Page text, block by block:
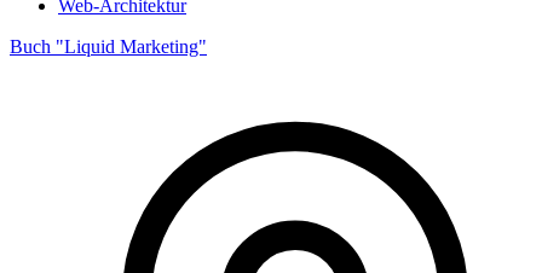
Web-Architektur
Buch "Liquid Marketing"